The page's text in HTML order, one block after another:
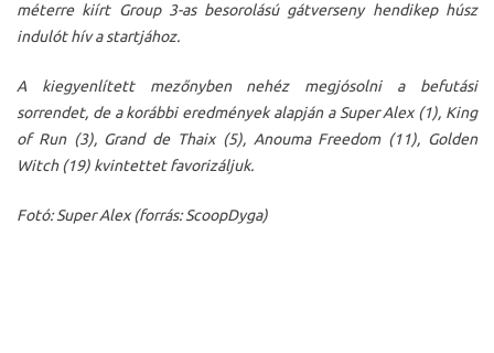
méterre kiírt Group 3-as besorolású gátverseny hendikep húsz
indulót hív a startjához.
A kiegyenlített mezőnyben nehéz megjósolni a befutási
sorrendet, de a korábbi eredmények alapján a Super Alex (1), King
of Run (3), Grand de Thaix (5), Anouma Freedom (11), Golden
Witch (19) kvintettet favorizáljuk.
Fotó: Super Alex (forrás: ScoopDyga)